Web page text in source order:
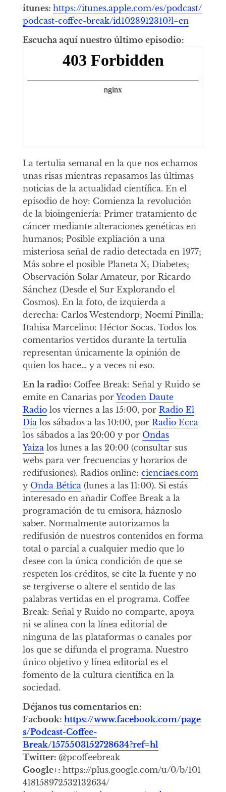
itunes: https://itunes.apple.com/es/podcast/
podcast-coffee-break/id1028912310?l=en
Escucha aquí nuestro último episodio:
La tertulia semanal en la que nos echamos
unas risas mientras repasamos las últimas
noticias de la actualidad científica. En el
episodio de hoy: Comienza la revolución
de la bioingeniería: Primer tratamiento de
cáncer mediante alteraciones genéticas en
humanos; Posible expliación a una
misteriosa señal de radio detectada en 1977;
Más sobre el posible Planeta X; Diabetes;
Observación Solar Amateur, por Ricardo
Sánchez (Desde el Sur Explorando el
Cosmos). En la foto, de izquierda a
derecha: Carlos Westendorp; Noemí Pinilla;
Itahisa Marcelino: Héctor Socas. Todos los
comentarios vertidos durante la tertulia
representan únicamente la opinión de
quien los hace… y a veces ni eso.
En la radio: Coffee Break: Señal y Ruido se
emite en Canarias por Ycoden Daute
Radiolos viernes a las 15:00, por Radio El
Díalos sábados a las 10:00, por Radio Ecca
los sábados a las 20:00 y por Ondas
Yaizalos lunes a las 20:00 (consultar sus
webs para ver frecuencias y horarios de
redifusiones). Radios online: cienciaes.com
y Onda Bética(lunes a las 11:00). Si estás
interesado en añadir Coffee Break a la
programación de tu emisora, háznoslo
saber. Normalmente autorizamos la
redifusión de nuestros contenidos en forma
total o parcial a cualquier medio que lo
desee con la única condición de que se
respeten los créditos, se cite la fuente y no
se tergiverse o altere el sentido de las
palabras vertidas en el programa. Coffee
Break: Señal y Ruido no comparte, apoya
ni se alinea con la línea editorial de
ninguna de las plataformas o canales por
los que se difunda el programa. Nuestro
único objetivo y línea editorial es el
fomento de la cultura científica en la
sociedad.
Déjanos tus comentarios en:
Facbook: https://www.facebook.com/page
s/Podcast-Coffee-
Break/1575503152728634?ref=hl
Twitter: @pcoffeebreak
Google+: https://plus.google.com/u/0/b/101
418158972532132634/